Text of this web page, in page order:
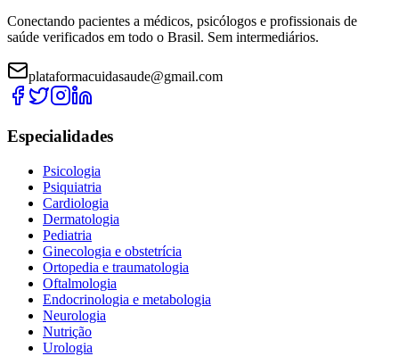
Conectando pacientes a médicos, psicólogos e profissionais de
saúde verificados em todo o Brasil. Sem intermediários.
plataformacuidasaude@gmail.com
Especialidades
Psicologia
Psiquiatria
Cardiologia
Dermatologia
Pediatria
Ginecologia e obstetrícia
Ortopedia e traumatologia
Oftalmologia
Endocrinologia e metabologia
Neurologia
Nutrição
Urologia